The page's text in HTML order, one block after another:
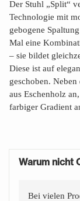
Der Stuhl „Split“
Technologie mit
gebogene
Mal eine
– sie bildet
Diese ist auf
geschoben.
aus Eschenholz
farbiger Gradient
Warum nicht
Bei vielen